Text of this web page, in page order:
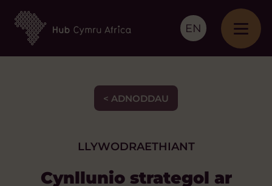
EN
< ADNODDAU
LLYWODRAETHIANT
Cynllunio strategol ar